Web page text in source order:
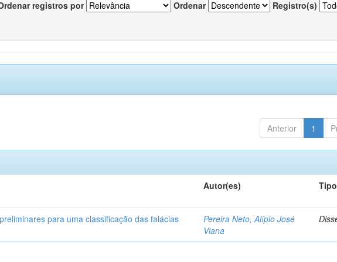
registros por Ordenar Registro(s)
Anterior 1
Autor(es) Tipo
para uma classificação das falácias
Pereira Neto, Alípio José
Viana